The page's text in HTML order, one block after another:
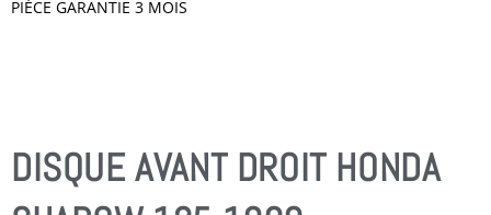
PIÈCE GARANTIE 3 MOIS
DISQUE AVANT DROIT HONDA